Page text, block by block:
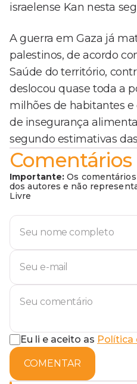
israelense Kan nesta
A guerra em Gaza já
palestinos, de acordo
Saúde do território,
deslocou quase toda a
milhões de habitantes
de insegurança
segundo estimativas
Comentários
Importante: Os
dos autores e não
Livre
Eu li e aceito as Política
COMENTAR